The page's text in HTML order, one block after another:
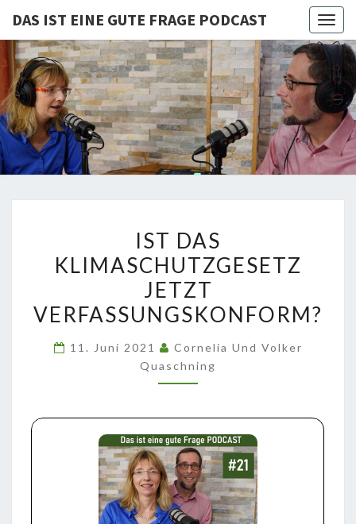
DAS IST EINE GUTE FRAGE PODCAST
DAS IST
EINE
GUTE
PODCAST
Von Cornelia Und
Volker
Quaschning – Der
Podcast Zur
Klimakrise Und
Energierevolution
Und
Fakten Und
Hintergründe
DAS
KLIMASCHUTZGESETZ
JETZT
VERFASSUNGSKONFORM?
IST DAS
KLIMASCHUTZGESETZ
JETZT
VERFASSUNGSKONFORM?
11. Juni 2021
Cornelia Und Volker
Quaschning